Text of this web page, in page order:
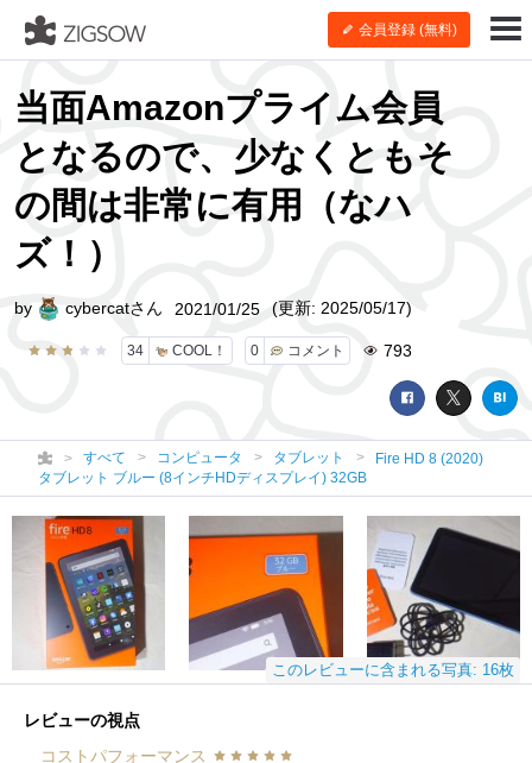
会員登録 (無料)
当面Amazonプライム会員
となるので、少なくともそ
の間は非常に有用（なハ
ズ！）
34 COOL！ 0 コメント 793
by cybercatさん 2021/01/25 (更新: 2025/05/17)
すべて コンピュータ タブレット
Fire HD 8 (2020)
タブレット ブルー (8インチHDディスプレイ) 32GB
このレビューに含まれる写真: 16枚
レビューの視点
コストパフォーマンス